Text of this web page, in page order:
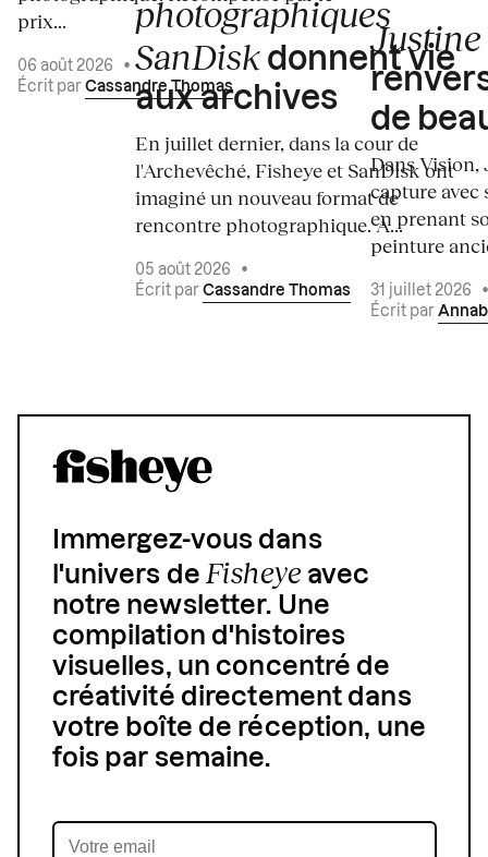
prix...
06 août 2026
•
Écrit par Cassandre Thomas
photographiques
SanDisk donnent vie
aux archives
En juillet dernier, dans la cour de
l'Archevêché, Fisheye et SanDisk ont
imaginé un nouveau format de
rencontre photographique. À...
05 août 2026
•
Écrit par Cassandre Thomas
de
Dans
capture avec
en prenant
peinture
31 juillet 2026
Écrit par
Immergez-vous dans
l'univers deFisheyeavec
notre newsletter. Une
compilation d'histoires
visuelles, un concentré de
créativité directement dans
votre boîte de réception, une
fois par semaine.